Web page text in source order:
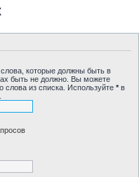
слова, которые должны быть в
быть не должно. Вы можете
слова из списка. Используйте * в